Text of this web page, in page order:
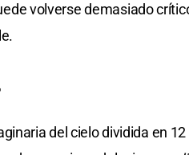
volverse demasiado
del cielo dividida en